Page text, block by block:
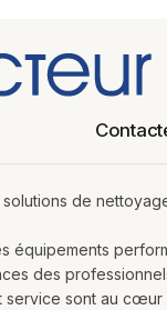
de
équipements
des
service sont au cœur